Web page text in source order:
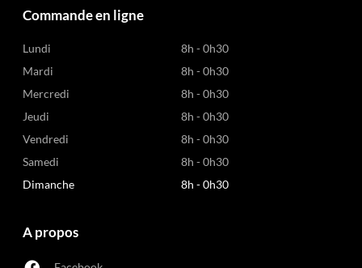
Commande en ligne
Lundi
8h - 0h30
Mardi
8h - 0h30
Mercredi
8h - 0h30
Jeudi
8h - 0h30
Vendredi
8h - 0h30
Samedi
8h - 0h30
Dimanche
8h - 0h30
A propos